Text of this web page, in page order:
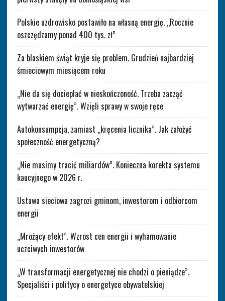
Polskie uzdrowisko postawiło na własną energię. „Rocznie
oszczędzamy ponad 400 tys. zł”
Za blaskiem świąt kryje się problem. Grudzień najbardziej
śmieciowym miesiącem roku
„Nie da się docieplać w nieskończoność. Trzeba zacząć
wytwarzać energię”. Wzięli sprawy w swoje ręce
Autokonsumpcja, zamiast „kręcenia licznika”. Jak założyć
społeczność energetyczną?
„Nie musimy tracić miliardów”. Konieczna korekta systemu
kaucyjnego w 2026 r.
Ustawa sieciowa zagrozi gminom, inwestorom i odbiorcom
energii
„Mrożący efekt”. Wzrost cen energii i wyhamowanie
uczciwych inwestorów
„W transformacji energetycznej nie chodzi o pieniądze”.
Specjaliści i politycy o energetyce obywatelskiej